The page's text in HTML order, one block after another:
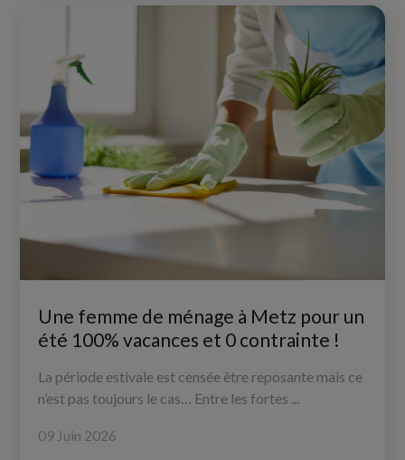
Une femme de ménage à Metz pour un
été 100% vacances et 0 contrainte !
La période estivale est censée être reposante mais ce
n’est pas toujours le cas… Entre les fortes ...
09 Juin 2026